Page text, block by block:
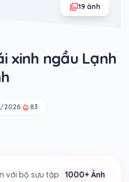
xinh ngầu Lạnh
2026 local_fire_department 83
photo_library19 ảnh
với bộ sưu tập
1000+ Ảnh